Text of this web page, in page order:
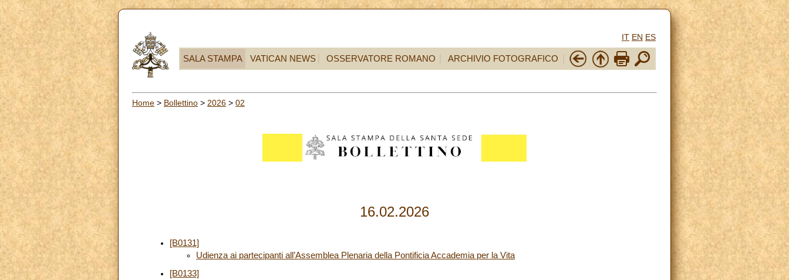
IT EN ES
SALA STAMPA VATICAN NEWS OSSERVATORE ROMANO ARCHIVIO FOTOGRAFICO
Home > Bollettino > 2026 > 02
16.02.2026
[B0131]
Udienza ai partecipanti all’Assemblea Plenaria della Pontificia Accademia per la Vita
[B0133]